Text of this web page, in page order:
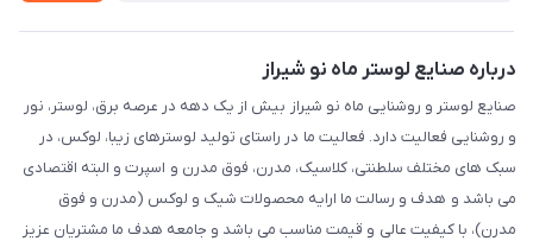
درباره صنایع لوستر ماه نو شیراز
صنایع لوستر و روشنایی ماه نو شیراز بیش از یک دهه در عرصه برق، لوستر، نور
و روشنایی فعالیت دارد. فعالیت ما در راستای تولید لوسترهای زیبا، لوکس، در
سبک های مختلف سلطنتی، کلاسیک، مدرن، فوق مدرن و اسپرت و البته اقتصادی
می باشد و هدف و رسالت ما ارایه محصولات شیک و لوکس (مدرن و فوق
مدرن)، با کیفیت عالی و قیمت مناسب می باشد و جامعه هدف ما مشتریان عزیز